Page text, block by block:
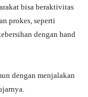
bisa beraktivitas
prokes, seperti
dengan hand
dengan menjalakan